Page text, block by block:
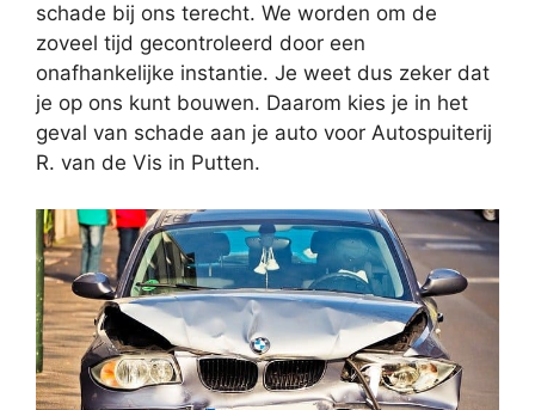
schade bij ons terecht. We worden om de
zoveel tijd gecontroleerd door een
onafhankelijke instantie. Je weet dus zeker dat
je op ons kunt bouwen. Daarom kies je in het
geval van schade aan je auto voor Autospuiterij
R. van de Vis in Putten.